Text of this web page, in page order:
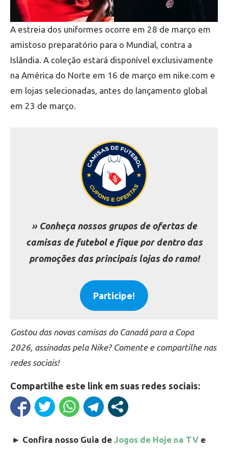
A estreia dos uniformes ocorre em 28 de março em
amistoso preparatório para o Mundial, contra a
Islândia. A coleção estará disponível exclusivamente
na América do Norte em 16 de março em nike.com e
em lojas selecionadas, antes do lançamento global
em 23 de março.
» Conheça nossos grupos de ofertas de
camisas de futebol e fique por dentro das
promoções das principais lojas do ramo!
Participe!
Gostou das novas camisas do Canadá para a Copa
2026, assinadas pela Nike? Comente e compartilhe nas
redes sociais!
Compartilhe este link em suas redes sociais:
► Confira nosso Guia de Jogos de Hoje na TV e